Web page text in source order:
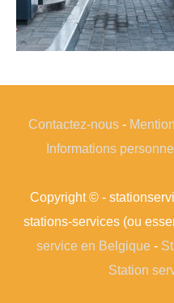
Contactez-nous-
Informations
Copyright © -
stations-services (ou
service en Belgique -
Station